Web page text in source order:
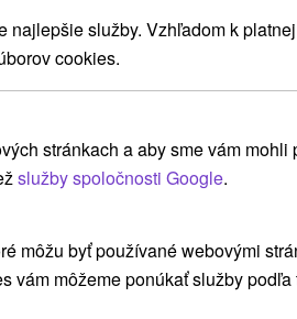
(56 recenzií)
hotel Sojka *** v tichom a príjemnom
Liptova pozostáva z viacerých
budov v tradičnom...
najlepšie služby. Vzhľadom k
cookies.
stránkach a aby sme vám
služby spoločnosti Google.
môžu byť používané webovými
vám môžeme ponúkať služby